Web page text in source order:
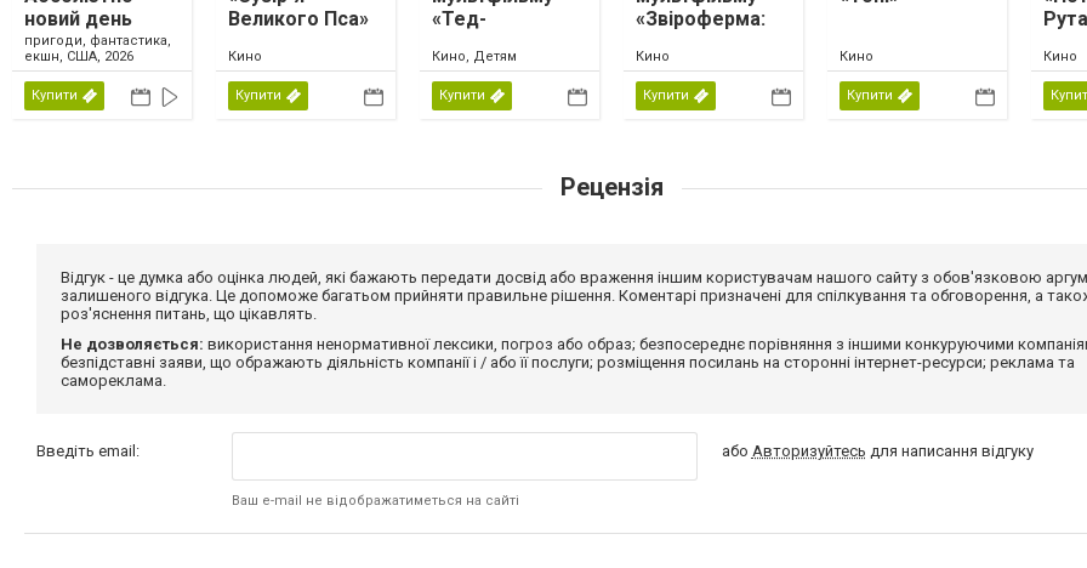
новий день
пригоди, фантастика,
екшн, США, 2026
Купити
Великого Пса»
Кино
Купити
«Тед-
магічна лампа»
Кино, Детям
Купити
«Звіроферма:
виживання»
Кино
Купити
Кино
Купити
Кино
Рецензія
Відгук - це думка або оцінка людей, які бажають передати досвід або враження іншим користувачам нашого сайту з обов'язковою
залишеного відгука. Це допоможе багатьом прийняти правильне рішення. Коментарі призначені для спілкування та обговорення, а
роз'яснення питань, що цікавлять.
Не дозволяється: використання ненормативної лексики, погроз або образ; безпосереднє порівняння з іншими конкуруючими
безпідставні заяви, що ображають діяльність компанії і / або її послуги; розміщення посилань на сторонні інтернет-ресурси; реклама та
самореклама.
Введіть email:
Ваш e-mail не відображатиметься на сайті
або Авторизуйтесь для написання відгуку